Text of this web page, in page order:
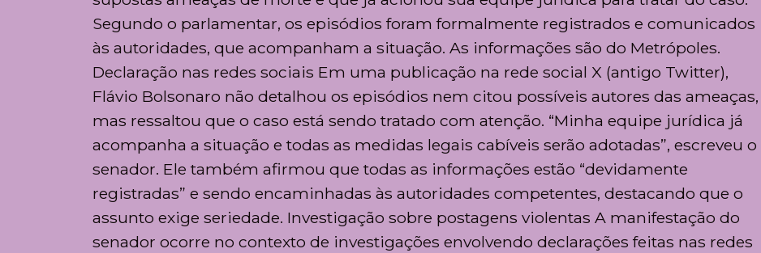
Segundo o parlamentar, os episódios foram formalmente registrados e comunicados
às autoridades, que acompanham a situação. As informações são do Metrópoles.
Declaração nas redes sociais Em uma publicação na rede social X (antigo Twitter),
Flávio Bolsonaro não detalhou os episódios nem citou possíveis autores das ameaças,
mas ressaltou que o caso está sendo tratado com atenção. “Minha equipe jurídica já
acompanha a situação e todas as medidas legais cabíveis serão adotadas”, escreveu o
senador. Ele também afirmou que todas as informações estão “devidamente
registradas” e sendo encaminhadas às autoridades competentes, destacando que o
assunto exige seriedade. Investigação sobre postagens violentas A manifestação do
senador ocorre no contexto de investigações envolvendo declarações feitas nas redes